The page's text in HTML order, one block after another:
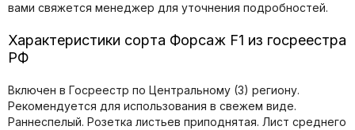
вами свяжется менеджер для уточнения подробностей.
Характеристики сорта Форсаж F1 из госреестра
РФ
Включен в Госреестр по Центральному (3) региону.
Рекомендуется для использования в свежем виде.
Раннеспелый. Розетка листьев приподнятая. Лист среднего